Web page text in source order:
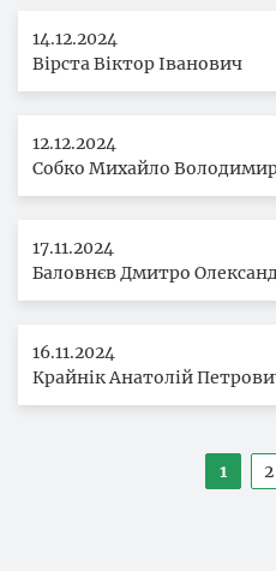
14.12.2024
Вірста Віктор Іванович
12.12.2024
Собко Михайло
17.11.2024
Баловнєв Дмитро
16.11.2024
Крайнік Анатолій
1 2